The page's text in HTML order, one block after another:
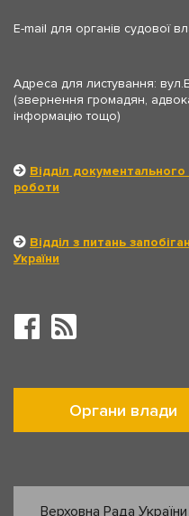
E-mail для органів судової
Адреса для листування:
(звернення громадян,
інформацію тощо)
Відділ документального
роботи
Відділ з питань
України
Органи влади
Верховна Рада України